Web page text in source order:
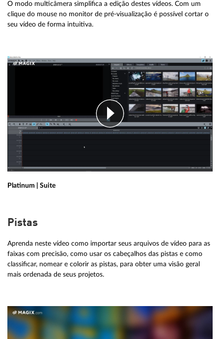
O modo multicâmera simplifica a edição destes vídeos. Com um
clique do mouse no monitor de pré-visualização é possível cortar o
seu vídeo de forma intuitiva.
Platinum | Suite
Pistas
Aprenda neste vídeo como importar seus arquivos de vídeo para as
faixas com precisão, como usar os cabeçalhos das pistas e como
classificar, nomear e colorir as pistas, para obter uma visão geral
mais ordenada de seus projetos.